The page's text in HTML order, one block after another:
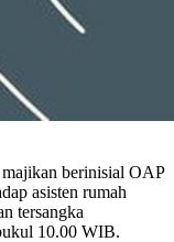
berinisial OAP
asisten rumah
tersangka
10.00 WIB.